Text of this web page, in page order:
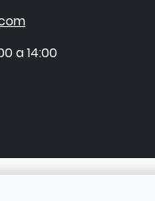
a 14:00